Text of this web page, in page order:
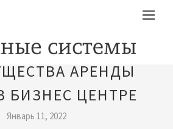
АРЕНДЫ
БИЗНЕС ЦЕНТРЕ
Январь 11, 2022